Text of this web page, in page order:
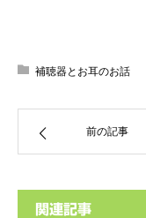
補聴器とお耳のお話
前の記事
関連記事